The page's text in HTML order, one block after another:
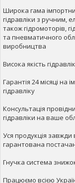
Широка гама
гідравліки з ручним,
також гідромоторів,
та пневматичного
виробництва
Висока якість
Гарантія 24 місяці на
гідравліку
Консультація
гідравліки на ваше
Уся продукція завжди
гарантована
Гнучка система
Працюємо всією